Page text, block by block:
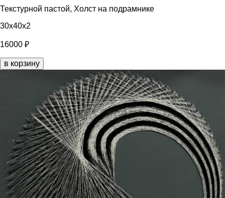
Текстурной пастой, Холст на подрамнике
30x40x2
16000 ₽
в корзину